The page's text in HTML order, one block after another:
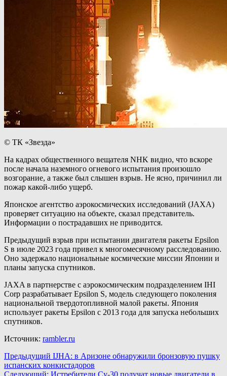
© ТК «Звезда»
На кадрах общественного вещателя NHK видно, что вскоре
после начала наземного огневого испытания произошло
возгорание, а также был слышен взрыв. Не ясно, причинил ли
пожар какой-либо ущерб.
Японское агентство аэрокосмических исследований (JAXA)
проверяет ситуацию на объекте, сказал представитель.
Информации о пострадавших не приводится.
Предыдущий взрыв при испытании двигателя ракеты Epsilon
S в июле 2023 года привел к многомесячному расследованию.
Оно задержало национальные космические миссии Японии и
планы запуска спутников.
JAXA в партнерстве с аэрокосмическим подразделением IHI
Corp разрабатывает Epsilon S, модель следующего поколения
национальной твердотопливной малой ракеты. Япония
использует ракеты Epsilon с 2013 года для запуска небольших
спутников.
Источник: rambler.ru
Навигация
записи
Предыдущий IJHA: в Аризоне обнаружили бронзовую пушку
испанских конкистадоров
Следующий: Истребители Су-30 получат новые двигатели в